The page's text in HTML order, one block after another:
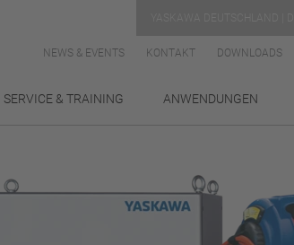
NEWS & EVENTS KONTAKT DOWNLOADS
SERVICE & TRAINING ANWENDUNGEN